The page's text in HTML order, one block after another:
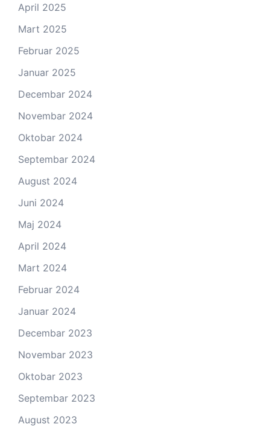
April 2025
Mart 2025
Februar 2025
Januar 2025
Decembar 2024
Novembar 2024
Oktobar 2024
Septembar 2024
August 2024
Juni 2024
Maj 2024
April 2024
Mart 2024
Februar 2024
Januar 2024
Decembar 2023
Novembar 2023
Oktobar 2023
Septembar 2023
August 2023